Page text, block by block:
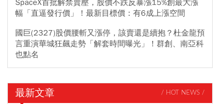
SpaceX首批解禁賣壓，股價不跌反暴漲15%創最大漲
幅「直逼發行價」！最新目標價：有6成上漲空間
國巨(2327)股價腰斬又漲停，該賣還是續抱？杜金龍預
言重演華城狂飆走勢「解套時間曝光」！群創、南亞科
也點名
最新文章 / HOT NEWS /